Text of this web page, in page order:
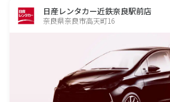
日産レンタカー近鉄奈良駅前店
奈良県奈良市高天町16